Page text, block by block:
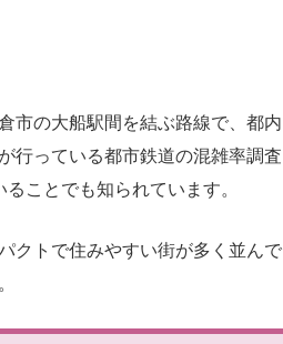
市の大船駅間を結ぶ路線で、都内
行っている都市鉄道の混雑率調査
ことでも知られています。
クトで住みやすい街が多く並んで